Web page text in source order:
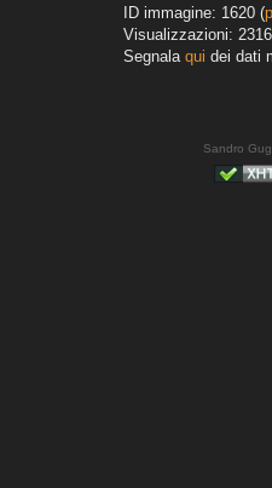
ID immagine: 1620 (
Visualizzazioni: 2316
Segnala qui dei dati
Sandro